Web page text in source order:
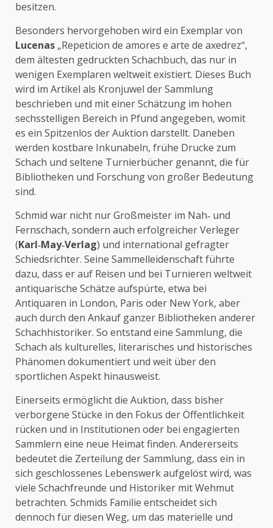
besitzen.
Besonders hervorgehoben wird ein Exemplar von
Lucenas „Repeticion de amores e arte de axedrez“,
dem ältesten gedruckten Schachbuch, das nur in
wenigen Exemplaren weltweit existiert. Dieses Buch
wird im Artikel als Kronjuwel der Sammlung
beschrieben und mit einer Schätzung im hohen
sechsstelligen Bereich in Pfund angegeben, womit
es ein Spitzenlos der Auktion darstellt. Daneben
werden kostbare Inkunabeln, frühe Drucke zum
Schach und seltene Turnierbücher genannt, die für
Bibliotheken und Forschung von großer Bedeutung
sind.
Schmid war nicht nur Großmeister im Nah‑ und
Fernschach, sondern auch erfolgreicher Verleger
(Karl‑May‑Verlag) und international gefragter
Schiedsrichter. Seine Sammelleidenschaft führte
dazu, dass er auf Reisen und bei Turnieren weltweit
antiquarische Schätze aufspürte, etwa bei
Antiquaren in London, Paris oder New York, aber
auch durch den Ankauf ganzer Bibliotheken anderer
Schachhistoriker. So entstand eine Sammlung, die
Schach als kulturelles, literarisches und historisches
Phänomen dokumentiert und weit über den
sportlichen Aspekt hinausweist.
Einerseits ermöglicht die Auktion, dass bisher
verborgene Stücke in den Fokus der Öffentlichkeit
rücken und in Institutionen oder bei engagierten
Sammlern eine neue Heimat finden. Andererseits
bedeutet die Zerteilung der Sammlung, dass ein in
sich geschlossenes Lebenswerk aufgelöst wird, was
viele Schachfreunde und Historiker mit Wehmut
betrachten. Schmids Familie entscheidet sich
dennoch für diesen Weg, um das materielle und